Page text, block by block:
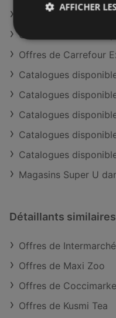
Offres de Super U
Offres de Auchan
Offres de Carrefour
Catalogues
Catalogues
Catalogues
Catalogues
Catalogues
Magasins Super U
Détaillants similaires
Offres de
Offres de Maxi Zoo
Offres de
Offres de Kusmi Tea
AFFICHER